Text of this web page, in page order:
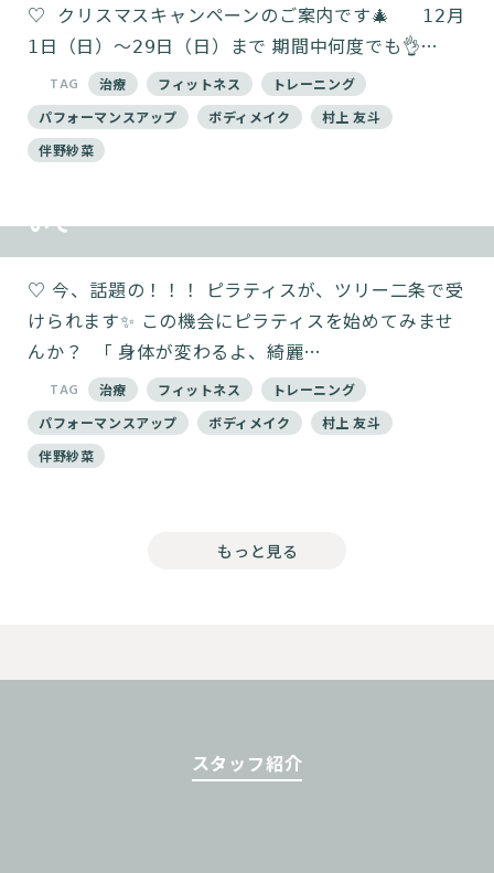
♡ ⁡ クリスマスキャンペーンのご案内です🎄 ⁡ 𝟣𝟤月
𝟣日（日）～𝟤𝟫日（日）まで 期間中何度でも👌…
TAG 治療 フィットネス
トレーニング
パフォーマンスアップ
ボディメイク
村上 友斗
伴野紗菜
いて
♡⁡ 今、話題の！！！ ピラティスが、ツリー二条で受
けられます✨️ この機会にピラティスを始めてみませ
んか？ ⁡ 「 身体が変わるよ、綺麗…
TAG 治療 フィットネス
トレーニング
パフォーマンスアップ
ボディメイク
村上 友斗
伴野紗菜
もっと見る
スタッフ紹介